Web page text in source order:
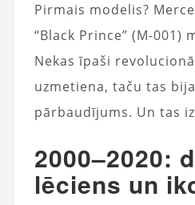
Pirmais modelis?
“Black Prince” (M-001)
Nekas īpaši
uzmetiena, taču tas
pārbaudījums. Un tas
2000–2020:
lēciens un